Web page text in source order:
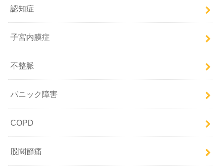
認知症
子宮内膜症
不整脈
パニック障害
COPD
股関節痛